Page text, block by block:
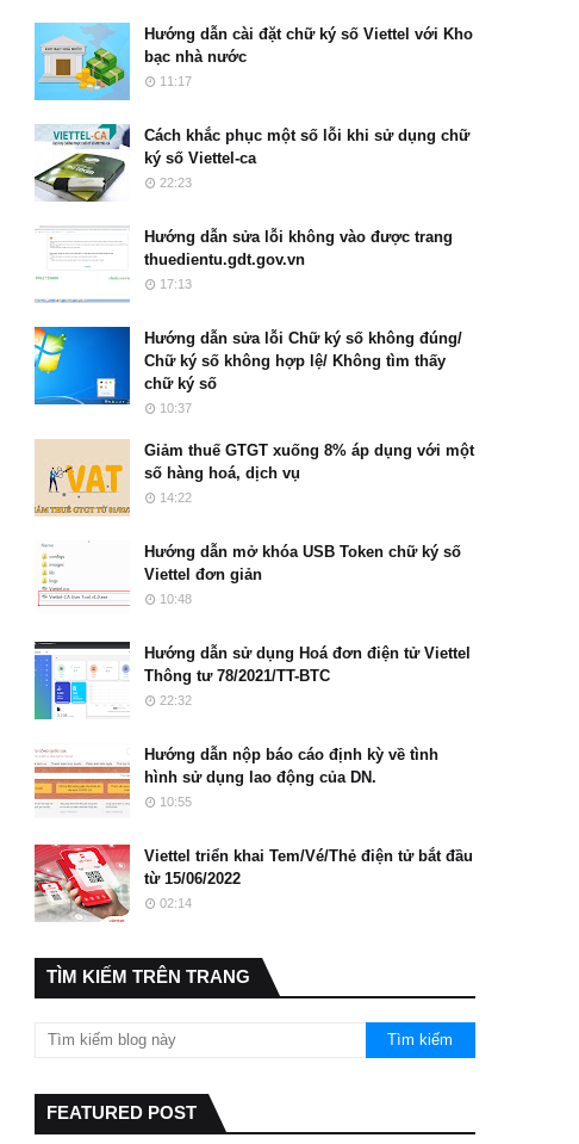
Hướng dẫn cài đặt chữ ký số Viettel với Kho
bạc nhà nước
11:17
Cách khắc phục một số lỗi khi sử dụng chữ
ký số Viettel-ca
22:23
Hướng dẫn sửa lỗi không vào được trang
thuedientu.gdt.gov.vn
17:13
Hướng dẫn sửa lỗi Chữ ký số không đúng/
Chữ ký số không hợp lệ/ Không tìm thấy
chữ ký số
10:37
Giảm thuế GTGT xuống 8% áp dụng với một
số hàng hoá, dịch vụ
14:22
Hướng dẫn mở khóa USB Token chữ ký số
Viettel đơn giản
10:48
Hướng dẫn sử dụng Hoá đơn điện tử Viettel
Thông tư 78/2021/TT-BTC
22:32
Hướng dẫn nộp báo cáo định kỳ về tình
hình sử dụng lao động của DN.
10:55
Viettel triển khai Tem/Vé/Thẻ điện tử bắt đầu
từ 15/06/2022
02:14
TÌM KIẾM TRÊN TRANG
FEATURED POST